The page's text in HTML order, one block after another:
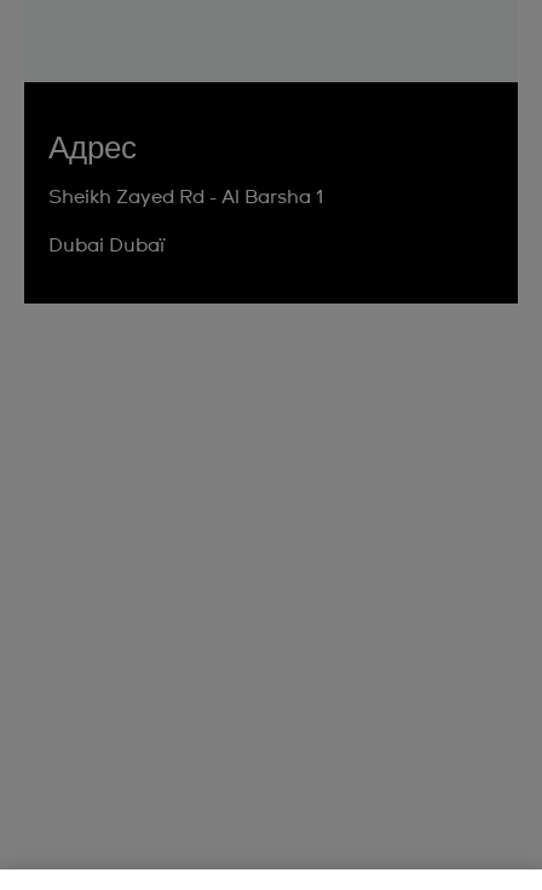
Адрес
Sheikh Zayed Rd - Al Barsha 1
Dubai Dubaï